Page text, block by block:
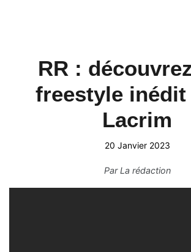
RR :
freestyle inédit
Lacrim
20 Janvier 2023
ParLa rédaction